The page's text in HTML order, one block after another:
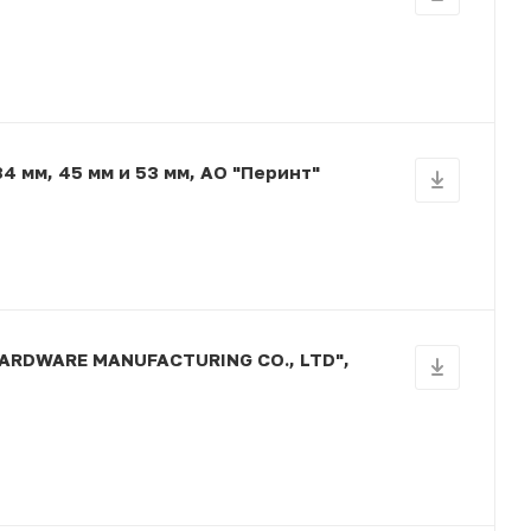
мм, 45 мм и 53 мм, АО "Перинт"
MANUFACTURING CO., LTD",